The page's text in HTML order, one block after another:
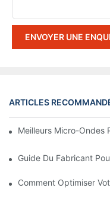
ENVOYER UNE
ARTICLES
Meilleurs Micro-Ondes
Guide Du Fabricant
Comment Optimiser